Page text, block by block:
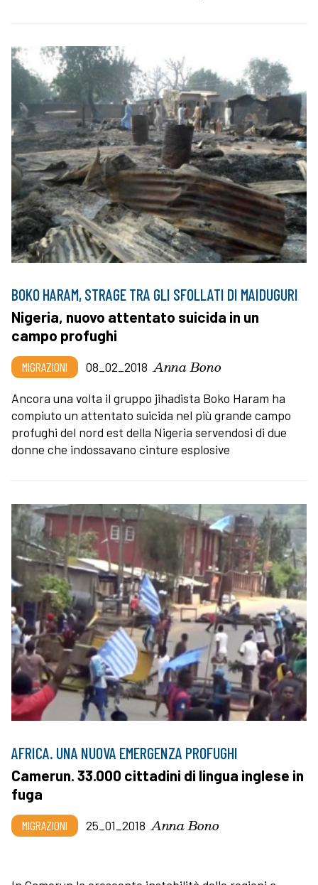
BOKO HARAM, STRAGE TRA GLI SFOLLATI DI MAIDUGURI
Nigeria, nuovo attentato suicida in un
campo profughi
MIGRAZIONI 08_02_2018 Anna Bono
Ancora una volta il gruppo jihadista Boko Haram ha
compiuto un attentato suicida nel più grande campo
profughi del nord est della Nigeria servendosi di due
donne che indossavano cinture esplosive
AFRICA. UNA NUOVA EMERGENZA PROFUGHI
Camerun. 33.000 cittadini di lingua inglese in
fuga
MIGRAZIONI 25_01_2018 Anna Bono